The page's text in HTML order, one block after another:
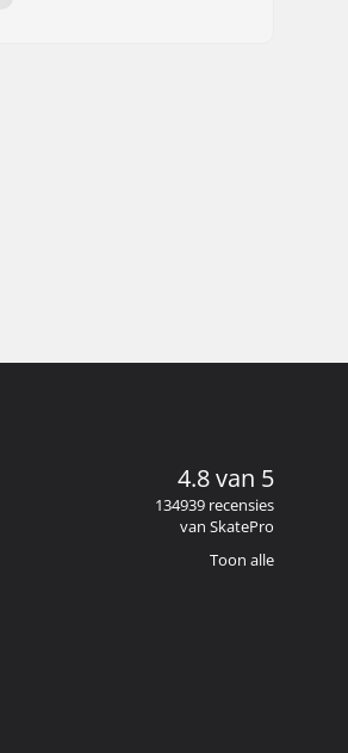
4.8 van 5
134939 recensies
van SkatePro
Toon alle